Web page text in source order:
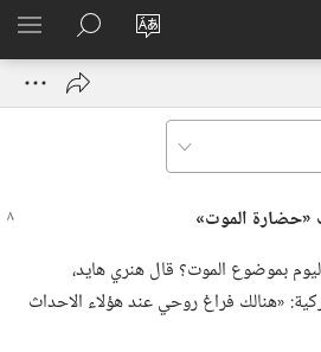
تغيير
الموقع
تسجيل
الدخول
نافذة
البحث
في
JW.‎ORG
«حضارة الموت»‏
بموضوع الموت؟‏ قال هنري هايد،‏
«هنالك فراغ روحي عند هؤلاء الاحداث